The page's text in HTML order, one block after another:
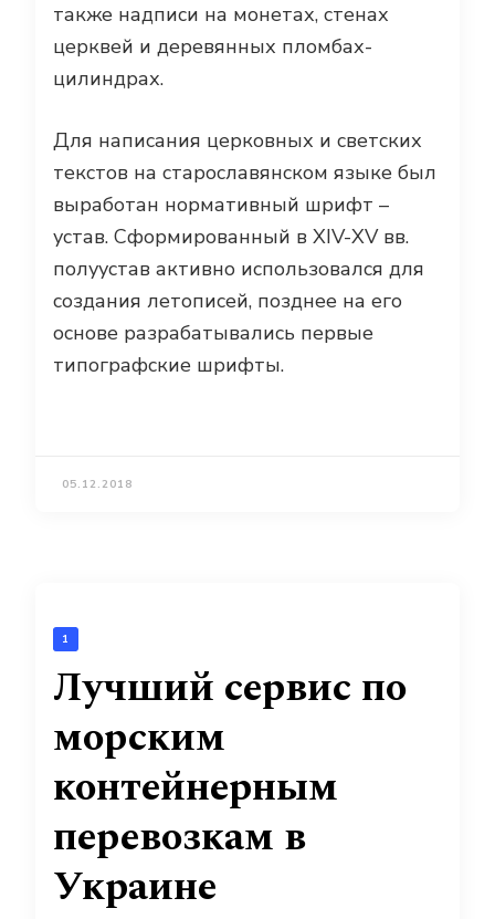
также надписи на монетах, стенах
церквей и деревянных пломбах-
цилиндрах.
Для написания церковных и светских
текстов на старославянском языке был
выработан нормативный шрифт –
устав. Сформированный в XIV-XV вв.
полуустав активно использовался для
создания летописей, позднее на его
основе разрабатывались первые
типографские шрифты.
05.12.2018
1
Лучший сервис по
морским
контейнерным
перевозкам в
Украине